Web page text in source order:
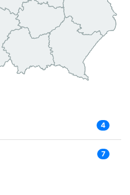
4
7